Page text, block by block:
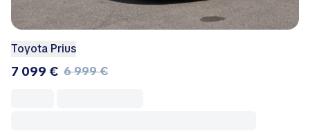
Toyota Prius
7 099 € 6 999 €